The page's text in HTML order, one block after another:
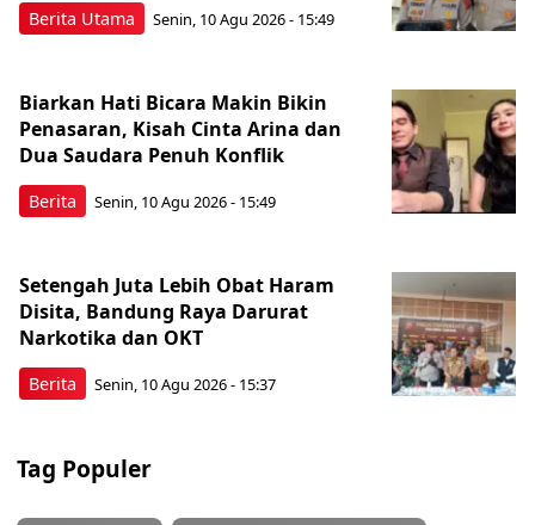
Berita Utama Senin, 10 Agu 2026 - 15:49
Berita
Biarkan Hati Bicara Makin Bikin
Penasaran, Kisah Cinta Arina dan
Dua Saudara Penuh Konflik
Senin, 10 Agu 2026 - 15:49
Berita
Setengah Juta Lebih Obat Haram
Disita, Bandung Raya Darurat
Narkotika dan OKT
Senin, 10 Agu 2026 - 15:37
Tag Populer